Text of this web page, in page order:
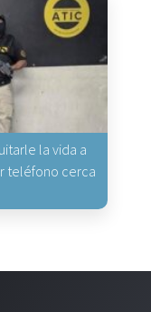
la vida a
teléfono cerca